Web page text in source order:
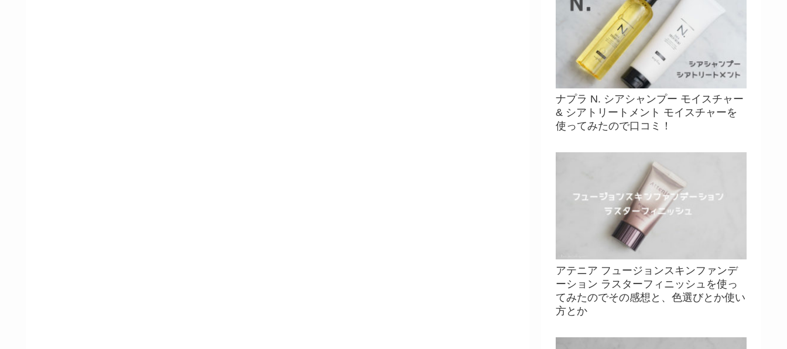
ナプラ N. シアシャンプー モイスチャー
& シアトリートメント モイスチャーを
使ってみたので口コミ！
アテニア フュージョンスキンファンデ
ーション ラスターフィニッシュを使っ
てみたのでその感想と、色選びとか使い
方とか